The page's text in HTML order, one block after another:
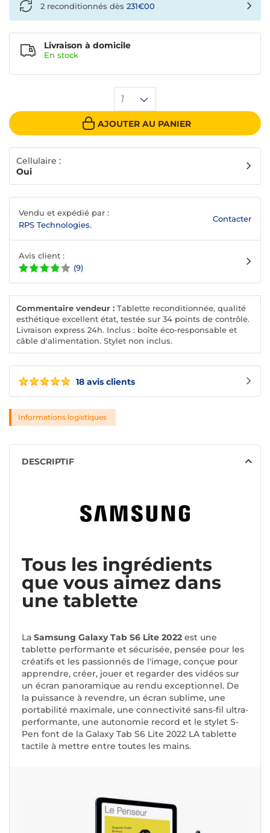
18 avis clients
1
AJOUTER AU PANIER
Livraison à domicile
En stock
2 reconditionnés dès 231€00
Cellulaire :
Oui
Vendu et expédié par :
RPS Technologies.
Contacter
Avis client :
(9)
Commentaire vendeur : Tablette reconditionnée, qualité
esthétique excellent état, testée sur 34 points de contrôle.
Livraison express 24h. Inclus : boîte éco-responsable et
câble d'alimentation. Stylet non inclus.
Informations logistiques
DESCRIPTIF
Tous les ingrédients
que vous aimez dans
une tablette
La Samsung Galaxy Tab S6 Lite 2022 est une
tablette performante et sécurisée, pensée pour les
créatifs et les passionnés de l'image, conçue pour
apprendre, créer, jouer et regarder des vidéos sur
un écran panoramique au rendu exceptionnel. De
la puissance à revendre, un écran sublime, une
portabilité maximale, une connectivité sans-fil ultra-
performante, une autonomie record et le stylet S-
Pen font de la Galaxy Tab S6 Lite 2022 LA tablette
tactile à mettre entre toutes les mains.